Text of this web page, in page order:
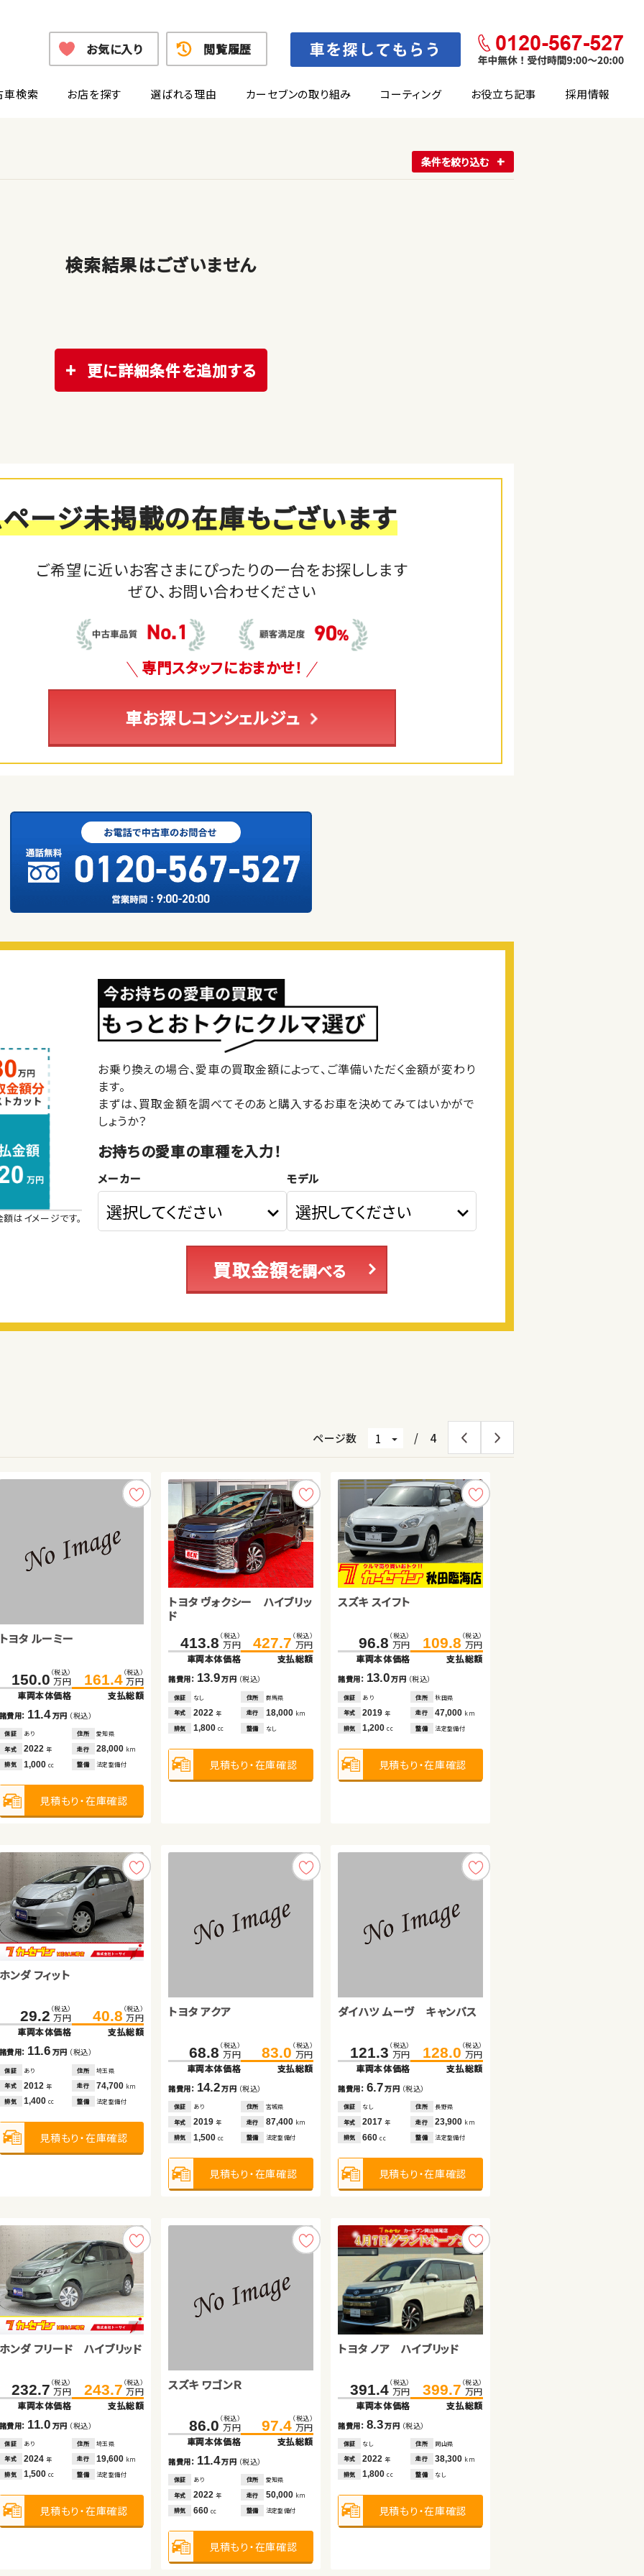
車検索 お店を探す 選ばれる理由 カーセブンの取り組み コーティング お役立ち記事 採用情報
お気に入り 閲覧履歴
条件を絞り込む
検索結果はございません
更に詳細条件を追加する
ージ未掲載の在庫もございます
ご希望に近いお客さまにぴったりの一台をお探しします
ぜひ、お問い合わせください
専門スタッフにおまかせ！
車お探しコンシェルジュ
はイメージです。
お乗り換えの場合、愛車の買取金額によって、ご準備いただく金額が変わり
ます。
まずは、買取金額を調べてそのあと購入するお車を決めてみてはいかがで
しょうか？
お持ちの愛車の車種を入力！
メーカー モデル
買取金額を調べる
ページ数 / 4
ヨタ ルーミー
150.0 （税込）
万円
車両本体価格
161.4（税込）
万円
支払総額
費用： 11.4万円 （税込）
保証 あり 住所
愛知県
年式
2022年 走行 28,000 km
排気
1,000cc 整備 法定整備付
見積もり・在庫確認
トヨタ ヴォクシー ハイブリッ
ド
413.8 （税込）
万円
車両本体価格
427.7 （税込）
万円
支払総額
諸費用： 13.9万円 （税込）
保証 なし 住所
群馬県
年式
2022 年 走行 18,000 km
排気
1,800 cc 整備 なし
見積もり・在庫確認
スズキ スイフト
96.8 （税込）
万円
車両本体価格
109.8 （税込）
万円
支払総額
諸費用： 13.0万円 （税込）
保証 あり 住所
秋田県
年式
2019年 走行 47,000 km
排気
1,200cc 整備 法定整備付
見積もり・在庫確認
ンダ フィット
29.2 （税込）
万円
車両本体価格
40.8 （税込）
万円
支払総額
費用： 11.6 万円 （税込）
保証 あり 住所
埼玉県
年式
2012年 走行 74,700 km
排気
1,400cc 整備 法定整備付
見積もり・在庫確認
トヨタ アクア
68.8 （税込）
万円
車両本体価格
83.0 （税込）
万円
支払総額
諸費用： 14.2万円 （税込）
保証 あり 住所
宮城県
年式
2019 年 走行 87,400 km
排気
1,500 cc 整備 法定整備付
見積もり・在庫確認
ダイハツ ムーヴ キャンバス
121.3 （税込）
万円
車両本体価格
128.0 （税込）
万円
支払総額
諸費用： 6.7万円 （税込）
保証 なし 住所
長野県
年式
2017年 走行 23,900 km
排気
660cc 整備 法定整備付
見積もり・在庫確認
ンダ フリード ハイブリッド
232.7 （税込）
万円
車両本体価格
243.7 （税込）
万円
支払総額
費用： 11.0 万円 （税込）
保証 あり 住所
埼玉県
年式
2024年 走行 19,600 km
排気
1,500cc 整備 法定整備付
見積もり・在庫確認
スズキ ワゴンＲ
86.0 （税込）
万円
車両本体価格
97.4（税込）
万円
支払総額
諸費用： 11.4万円 （税込）
保証 あり 住所
愛知県
年式
2022 年 走行 50,000 km
排気
660 cc 整備 法定整備付
見積もり・在庫確認
トヨタ ノア ハイブリッド
391.4（税込）
万円
車両本体価格
399.7 （税込）
万円
支払総額
諸費用： 8.3万円 （税込）
保証 なし 住所
岡山県
年式
2022年 走行 38,300 km
排気
1,800cc 整備 なし
見積もり・在庫確認
225.8（税込）
万円
費用：12.2 万円（税込）
あり
福島県
年式
2015年 走行
見積もり・在庫確認
スバル フォレスター ハイブリ
ッド
291.6 （税込）
万円
車両本体価格
304.9 （税込）
万円
支払総額
諸費用： 13.3万円 （税込）
保証 あり 住所
福島県
年式
2021 年 走行 24,700 km
排気
2,000 cc 整備 なし
見積もり・在庫確認
トヨタ ルーミー
136.0 （税込）
万円
車両本体価格
153.8 （税込）
万円
支払総額
諸費用： 17.8万円 （税込）
保証 なし 住所
福島県
年式
2021年 走行 20,800 km
排気
1,000cc 整備 法定整備付
見積もり・在庫確認
イハツ タント
140.5（税込）
万円
費用：8.0万円（税込）
あり
埼玉県
年式
2019年 走行
見積もり・在庫確認
日産 セレナ
車両本体価格
支払総額
諸費用：15.3万円
2021年 32,800km
2,000cc 法定整備付
見積もり・在庫確認
トヨタ プリウス
車両本体価格
支払総額
諸費用：10.2万円（税込）
年式
2016年 走行 19,500km
1,800cc なし
見積もり・在庫確認
ヨタ アルファード ハイブリ
ド
543.8（税込）
万円
車両本体価格
559.1（税込）
万円
支払総額
費用：15.3 万円（税込）
年式
2023年 走行 46,000km
排気
2,500cc 整備 なし
見積もり・在庫確認
トヨタ アルファード ハイブリ
車両本体価格
支払総額
諸費用：17.6 万円（税込）
2025年 16,000km
2,500cc 法定整備付
見積もり・在庫確認
スズキ ジムニー
239.7 （税込）
万円
車両本体価格
245.4（税込）
万円
支払総額
諸費用：5.7万円 （税込）
年式
2020年 走行 23,300km
排気
660cc 整備 法定整備付
見積もり・在庫確認
147.6（税込）
万円
費用：12.4 万円（税込）
なし
埼玉県
年式
2019年 走行
見積もり・在庫確認
スズキ アルト ＨＢ
67.6 （税込）
万円
車両本体価格
75.6 （税込）
万円
支払総額
諸費用： 8.0 万円（税込）
保証 なし 住所
群馬県
年式
2018 年 走行 41,600 km
排気
660cc 整備 なし
見積もり・在庫確認
日産 エクストレイル
60.2 万円
車両本体価格
支払総額
諸費用：15.6 （税込）
保証 あり 住所
埼玉県
年式
2015年 走行 79,600km
排気
2,000cc 整備 法定整備付
イハツ ムーヴ
106.8 （税込）
万円
車両本体価格
113.5 （税込）
万円
支払総額
費用： 6.7万円（税込）
保証 なし 住所
埼玉県
年式
2021年 走行 11,100 km
排気
660cc 整備 なし
見積もり・在庫確認
130.9（税込）
万円
諸費用：8.8万円（税込）
なし
岡山県
年式
2016年 走行
見積もり・在庫確認
108.0 （税込）
万円
127.3（税込）
万円
諸費用：19.3 万円（税込）
あり
千葉県
年式
2014年 走行
見積もり・在庫確認
イハツ タント
72.7（税込）
万円
77.9（税込）
万円
費用：5.2万円（税込）
なし
岡山県
年式
2015年 走行
見積もり・在庫確認
70.9（税込）
万円
諸費用：8.9万円（税込）
あり
宮城県
年式
2014年 走行
見積もり・在庫確認
トヨタ アクア
141.6（税込）
万円
153.8
諸費用：12.2 万円（税込）
なし
福島県
年式
2021年 走行
見積もり・在庫確認
445.0（税込）
万円
費用：14.4 万円（税込）
あり
岩手県
年式
2020年 走行
見積もり・在庫確認
スズキ スイフト
185.0 万円
車両本体価格
195.6
支払総額
諸費用：10.6 （税込）
保証 あり 住所
熊本県
年式
2019年 走行 16,200km
排気
1,400cc 整備 法定整備付